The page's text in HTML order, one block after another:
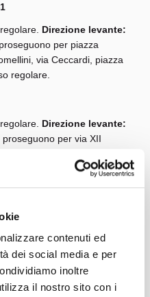
contenuti ed
dei social media e per
inoltre
il nostro sito con i
Direzione levante:
per piazza
via Ceccardi, piazza
regolare.
Direzione levante:
per via XII
per piazza
via XX settembre